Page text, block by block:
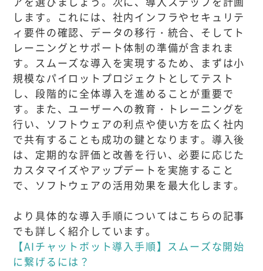
します。これには、社内インフラやセキュリテ
ィ要件の確認、データの移行・統合、そしてト
レーニングとサポート体制の準備が含まれま
す。スムーズな導入を実現するため、まずは小
規模なパイロットプロジェクトとしてテスト
し、段階的に全体導入を進めることが重要で
す。また、ユーザーへの教育・トレーニングを
行い、ソフトウェアの利点や使い方を広く社内
で共有することも成功の鍵となります。導入後
は、定期的な評価と改善を行い、必要に応じた
カスタマイズやアップデートを実施すること
で、ソフトウェアの活用効果を最大化します。
より具体的な導入手順についてはこちらの記事
でも詳しく紹介しています。
【AIチャットボット導入手順】スムーズな開始
に繋げるには？